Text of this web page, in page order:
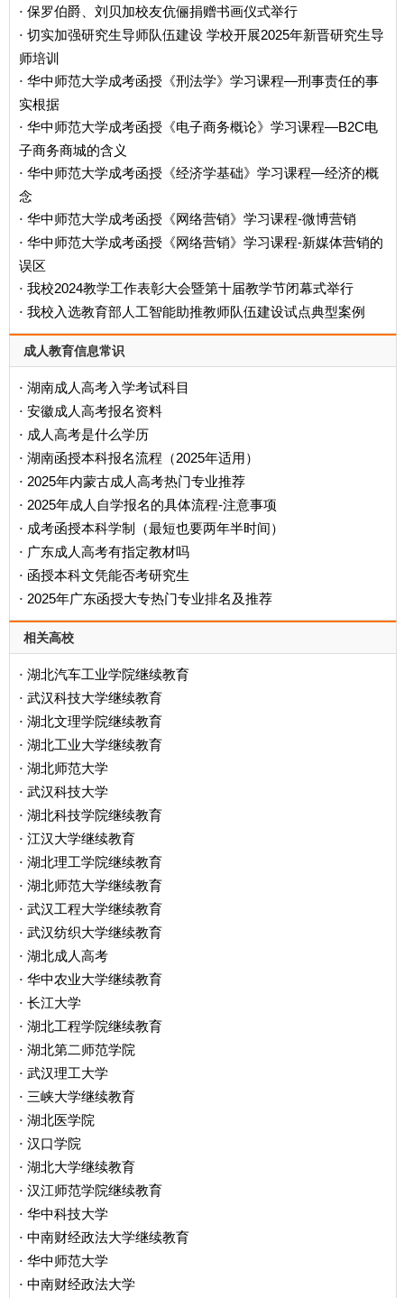
· 保罗伯爵、刘贝加校友伉俪捐赠书画仪式举行
· 切实加强研究生导师队伍建设 学校开展2025年新晋研究生导
师培训
· 华中师范大学成考函授《刑法学》学习课程—刑事责任的事
实根据
· 华中师范大学成考函授《电子商务概论》学习课程—B2C电
子商务商城的含义
· 华中师范大学成考函授《经济学基础》学习课程—经济的概
念
· 华中师范大学成考函授《网络营销》学习课程-微博营销
· 华中师范大学成考函授《网络营销》学习课程-新媒体营销的
误区
· 我校2024教学工作表彰大会暨第十届教学节闭幕式举行
· 我校入选教育部人工智能助推教师队伍建设试点典型案例
成人教育信息常识
· 湖南成人高考入学考试科目
· 安徽成人高考报名资料
· 成人高考是什么学历
· ‌湖南函授本科报名流程（2025年适用）‌
· 2025年内蒙古成人高考热门专业推荐
· 2025年成人自学报名的具体流程-注意事项
· 成考函授本科学制（最短也要两年半时间）
· 广东成人高考有指定教材吗
· 函授本科文凭能否考研究生
· 2025年广东函授大专热门专业排名及推荐
相关高校
· 湖北汽车工业学院继续教育
· 武汉科技大学继续教育
· 湖北文理学院继续教育
· 湖北工业大学继续教育
· 湖北师范大学
· 武汉科技大学
· 湖北科技学院继续教育
· 江汉大学继续教育
· 湖北理工学院继续教育
· 湖北师范大学继续教育
· 武汉工程大学继续教育
· 武汉纺织大学继续教育
· 湖北成人高考
· 华中农业大学继续教育
· 长江大学
· 湖北工程学院继续教育
· 湖北第二师范学院
· 武汉理工大学
· 三峡大学继续教育
· 湖北医学院
· 汉口学院
· 湖北大学继续教育
· 汉江师范学院继续教育
· 华中科技大学
· 中南财经政法大学继续教育
· 华中师范大学
· 中南财经政法大学